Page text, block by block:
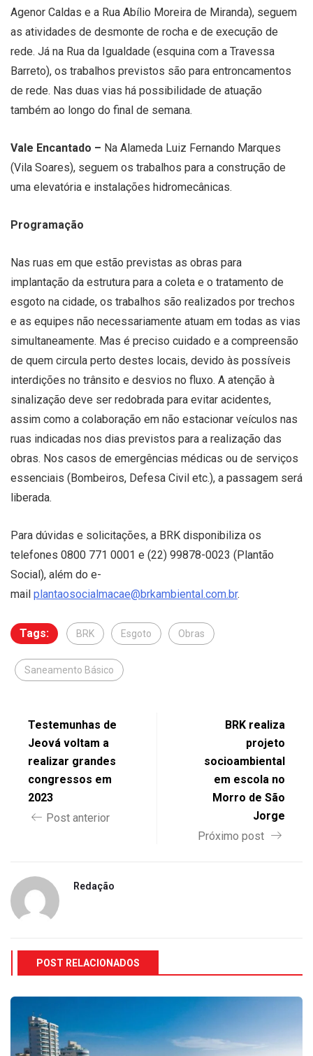
Agenor Caldas e a Rua Abílio Moreira de Miranda), seguem
as atividades de desmonte de rocha e de execução de
rede. Já na Rua da Igualdade (esquina com a Travessa
Barreto), os trabalhos previstos são para entroncamentos
de rede. Nas duas vias há possibilidade de atuação
também ao longo do final de semana.
Vale Encantado – Na Alameda Luiz Fernando Marques
(Vila Soares), seguem os trabalhos para a construção de
uma elevatória e instalações hidromecânicas.
Programação
Nas ruas em que estão previstas as obras para
implantação da estrutura para a coleta e o tratamento de
esgoto na cidade, os trabalhos são realizados por trechos
e as equipes não necessariamente atuam em todas as vias
simultaneamente. Mas é preciso cuidado e a compreensão
de quem circula perto destes locais, devido às possíveis
interdições no trânsito e desvios no fluxo. A atenção à
sinalização deve ser redobrada para evitar acidentes,
assim como a colaboração em não estacionar veículos nas
ruas indicadas nos dias previstos para a realização das
obras. Nos casos de emergências médicas ou de serviços
essenciais (Bombeiros, Defesa Civil etc.), a passagem será
liberada.
Para dúvidas e solicitações, a BRK disponibiliza os
telefones 0800 771 0001 e (22) 99878-0023 (Plantão
Social), além do e-
mail plantaosocialmacae@brkambiental.com.br.
Tags: BRK Esgoto Obras
Saneamento Básico
Testemunhas de
Jeová voltam a
realizar grandes
congressos em
2023
Post anterior
BRK realiza
projeto
socioambiental
em escola no
Morro de São
Jorge
Próximo post
Redação
POST RELACIONADOS